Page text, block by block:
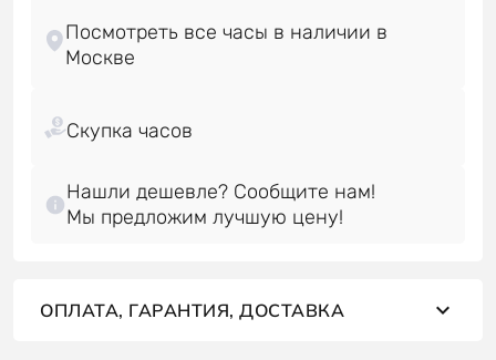
Посмотреть все часы в наличии в
Нашли дешевле? Сообщите нам!
Мы предложим лучшую цену!
ОПЛАТА, ГАРАНТИЯ, ДОСТАВКА